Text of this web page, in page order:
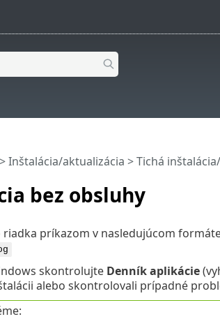
bez obsluhy
Inštalácia/aktualizácia > Tichá
príkazom v nasledujúcom
skontrolujte Denník aplikácie
alebo skontrolovali prípadné